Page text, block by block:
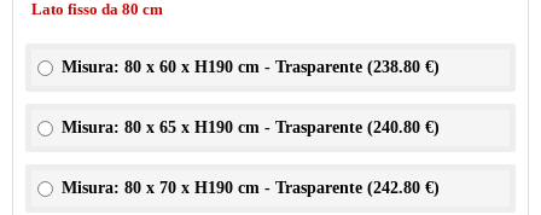
Lato fisso da 80 cm
Misura: 80 x 60 x H190 cm - Trasparente (238.80 €)
Misura: 80 x 65 x H190 cm - Trasparente (240.80 €)
Misura: 80 x 70 x H190 cm - Trasparente (242.80 €)